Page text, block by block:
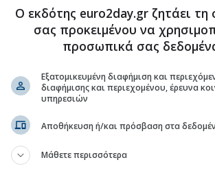
στο Discover
Ο εκδότης euro2day.gr ζητάει
σας προκειμένου να
προσωπικά σας
Εξατομικευμένη διαφήμιση και
διαφήμισης και περιεχομένου, έρευνα
υπηρεσιών
Αποθήκευση ή/και πρόσβαση στα
Μάθετε περισσότερα